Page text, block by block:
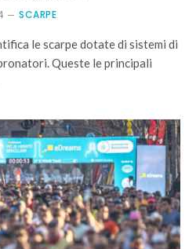
SCARPE
le scarpe dotate di sistemi di
Queste le principali